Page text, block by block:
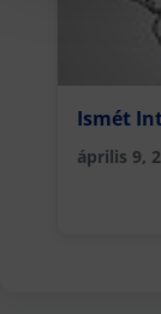
Ismét
április 9,